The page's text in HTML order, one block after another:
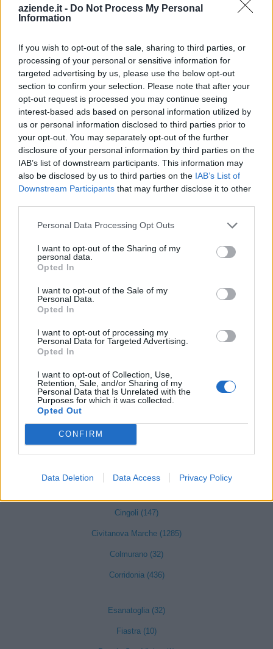
aziende.it - Do Not Process My Personal
Information
If you wish to opt-out of the sale, sharing to third parties, or
processing of your personal or sensitive information for
targeted advertising by us, please use the below opt-out
section to confirm your selection. Please note that after your
opt-out request is processed you may continue seeing
interest-based ads based on personal information utilized by
us or personal information disclosed to third parties prior to
your opt-out. You may separately opt-out of the further
disclosure of your personal information by third parties on the
IAB’s list of downstream participants. This information may
also be disclosed by us to third parties on the IAB’s List of
Downstream Participants that may further disclose it to other
Personal Data Processing Opt Outs
I want to opt-out of the Sharing of my
personal data.
Opted In
I want to opt-out of the Sale of my
Personal Data.
Opted In
I want to opt-out of processing my
Personal Data for Targeted Advertising.
Opted In
I want to opt-out of Collection, Use,
Retention, Sale, and/or Sharing of my
Personal Data that Is Unrelated with the
Purposes for which it was collected.
Opted Out
CONFIRM
Data Deletion Data Access Privacy Policy
SCANDIA
GRAZIOSI
SANDRO S.R.L.
2-5 milioni Pollenza
FORMA ITALIA
S.R.L.
10-25 milioni Pollenza
OLTREMODO SRL 0-1 milioni Pollenza
1 2 3 4 5
Visualizza tutti i comuni della
provincia di Macerata
Belforte del Chienti (42)
Caldarola (34)
Camporotondo di Fiastrone (7)
Castelsantangelo sul Nera (3)
Cingoli (147)
Civitanova Marche (1285)
Colmurano (32)
Corridonia (436)
Esanatoglia (32)
Fiastra (10)